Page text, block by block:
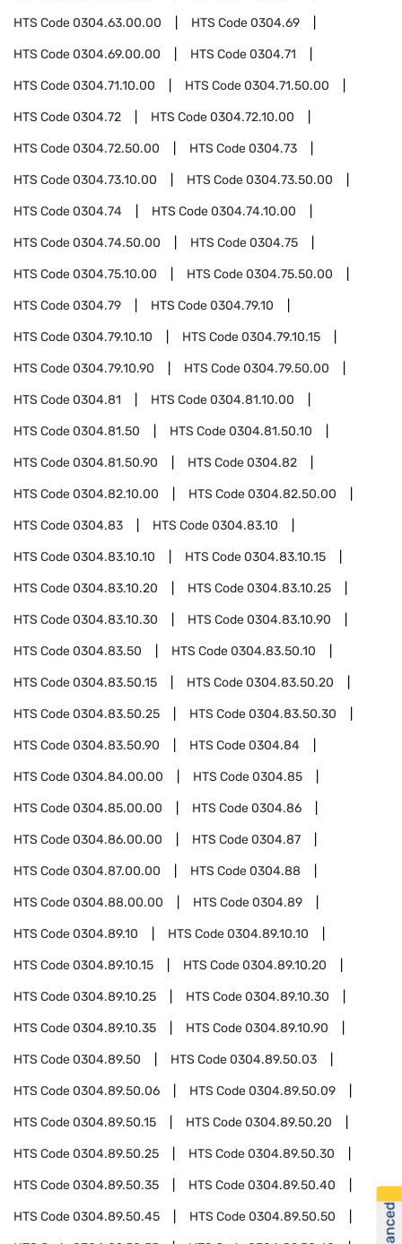
HTS Code0304.63.00.00 HTS Code0304.69
HTS Code0304.69.00.00 HTS Code0304.71
HTS Code0304.71.10.00 HTS Code0304.71.50.00
HTS Code0304.72 HTS Code0304.72.10.00
HTS Code0304.72.50.00 HTS Code0304.73
HTS Code0304.73.10.00 HTS Code0304.73.50.00
HTS Code0304.74 HTS Code0304.74.10.00
HTS Code0304.74.50.00 HTS Code0304.75
HTS Code0304.75.10.00 HTS Code0304.75.50.00
HTS Code0304.79 HTS Code0304.79.10
HTS Code0304.79.10.10 HTS Code0304.79.10.15
HTS Code0304.79.10.90 HTS Code0304.79.50.00
HTS Code0304.81 HTS Code0304.81.10.00
HTS Code0304.81.50 HTS Code0304.81.50.10
HTS Code0304.81.50.90 HTS Code0304.82
HTS Code0304.82.10.00 HTS Code0304.82.50.00
HTS Code0304.83 HTS Code0304.83.10
HTS Code0304.83.10.10 HTS Code0304.83.10.15
HTS Code0304.83.10.20 HTS Code0304.83.10.25
HTS Code0304.83.10.30 HTS Code0304.83.10.90
HTS Code0304.83.50 HTS Code0304.83.50.10
HTS Code0304.83.50.15 HTS Code0304.83.50.20
HTS Code0304.83.50.25 HTS Code0304.83.50.30
HTS Code0304.83.50.90 HTS Code0304.84
HTS Code0304.84.00.00 HTS Code0304.85
HTS Code0304.85.00.00 HTS Code0304.86
HTS Code0304.86.00.00 HTS Code0304.87
HTS Code0304.87.00.00 HTS Code0304.88
HTS Code0304.88.00.00 HTS Code0304.89
HTS Code0304.89.10 HTS Code0304.89.10.10
HTS Code0304.89.10.15 HTS Code0304.89.10.20
HTS Code0304.89.10.25 HTS Code0304.89.10.30
HTS Code0304.89.10.35 HTS Code0304.89.10.90
HTS Code0304.89.50 HTS Code0304.89.50.03
HTS Code0304.89.50.06 HTS Code0304.89.50.09
HTS Code0304.89.50.15 HTS Code0304.89.50.20
HTS Code0304.89.50.25 HTS Code0304.89.50.30
HTS Code0304.89.50.35 HTS Code0304.89.50.40
HTS Code0304.89.50.45 HTS Code0304.89.50.50